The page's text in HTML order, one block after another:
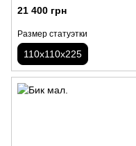
21 400 грн
Размер статуэтки
110х110х225